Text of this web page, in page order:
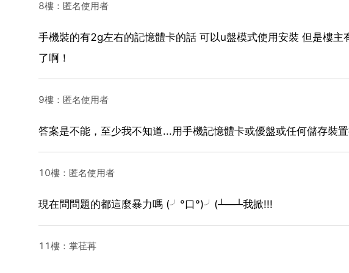
8樓：匿名使用者
手機裝的有2g左右的記憶體卡的話 可以u盤模式使用安裝 但是樓
了啊！
9樓：匿名使用者
答案是不能，至少我不知道...用手機記憶體卡或優盤或任何儲存裝
10樓：匿名使用者
現在問問題的都這麼暴力嗎 (╯°口°)╯(┴—┴我掀!!!
11樓：掌荏苒